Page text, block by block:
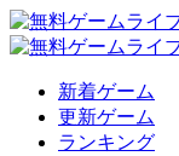
新着ゲーム
更新ゲーム
ランキング